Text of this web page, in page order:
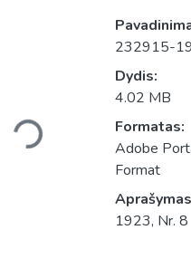
Įkeliama...
232915-
Dydis:
4.02 MB
Formatas:
Adobe
Format
1923, Nr. 8